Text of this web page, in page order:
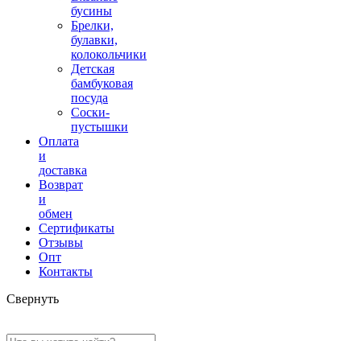
бусины
Брелки,
булавки,
колокольчики
Детская
бамбуковая
посуда
Соски-
пустышки
Оплата
и
доставка
Возврат
и
обмен
Сертификаты
Отзывы
Опт
Контакты
Свернуть